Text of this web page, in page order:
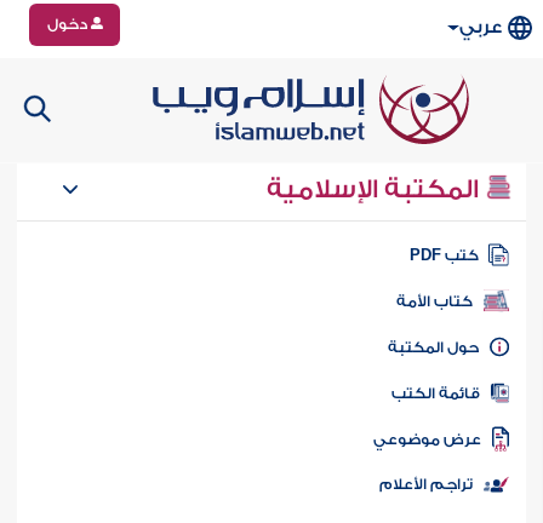
عربي دخول
المكتبة الإسلامية
كتب PDF
كتاب الأمة
المكتبة
الكتب
موضوعي